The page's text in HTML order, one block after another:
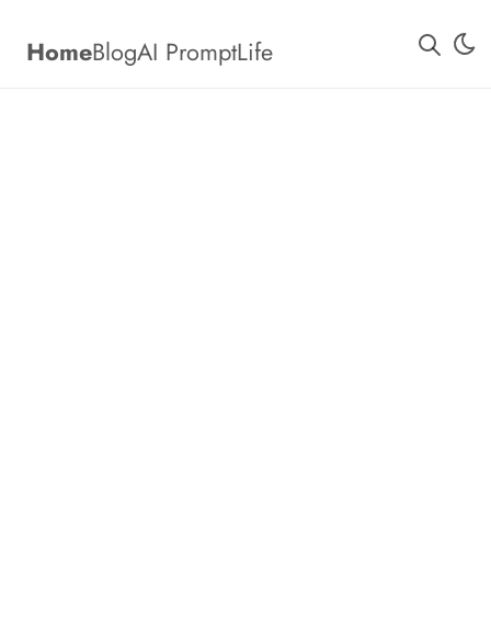
HomeBlogAI PromptLife